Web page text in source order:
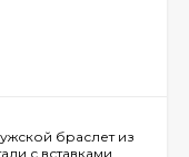
браслет из
с вставками